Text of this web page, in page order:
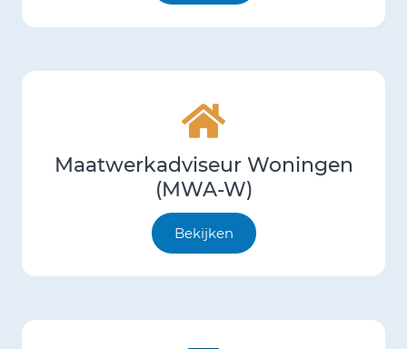
Maatwerkadviseur Woningen
(MWA-W)
Bekijken